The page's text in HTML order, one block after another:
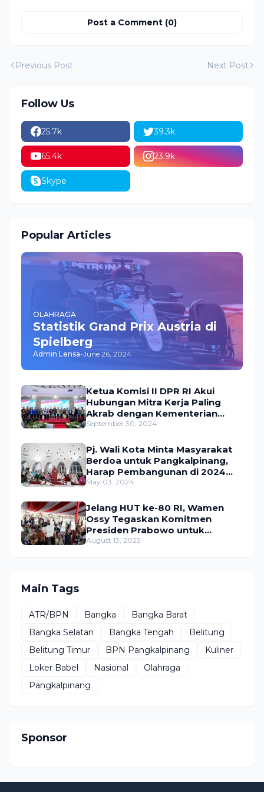
Post a Comment (0)
Previous Post Next Post
Follow Us
25.7k 39.3k
65.4k 23.9k
Skype
Popular Articles
OLAHRAGA
Statistik Grand Prix Austria di
Spielberg
Admin Lensa-June 26, 2024
Ketua Komisi II DPR RI Akui
Hubungan Mitra Kerja Paling
Akrab dengan Kementerian
ATR/BPN
September 30, 2024
Pj. Wali Kota Minta Masyarakat
Berdoa untuk Pangkalpinang,
Harap Pembangunan di 2024
Berjalan Lancar
May 03, 2024
Jelang HUT ke-80 RI, Wamen
Ossy Tegaskan Komitmen
Presiden Prabowo untuk
Menyejahterakan Rakyat
August 13, 2025
Main Tags
ATR/BPN Bangka
Bangka Barat
Bangka Selatan
Bangka Tengah
Belitung
Belitung Timur
BPN Pangkalpinang
Kuliner
Loker Babel
Nasional
Olahraga
Pangkalpinang
Sponsor